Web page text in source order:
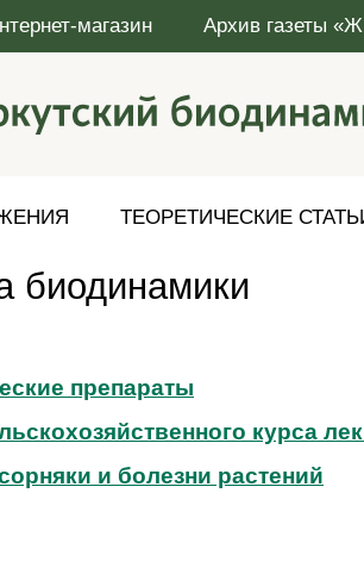
магазин Архив газеты
ТЕОРЕТИЧЕСКИЕ
биодинамики
препараты
курса
и болезни растений